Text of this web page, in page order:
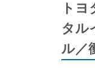
ト
タル
ル／